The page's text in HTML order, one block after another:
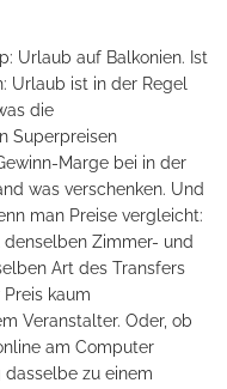
Urlaub auf Balkonien. Ist
Urlaub ist in der Regel
die
Superpreisen
Marge bei in der
was verschenken. Und
man Preise vergleicht:
Zimmer- und
Art des Transfers
kaum
Veranstalter. Oder, ob
am Computer
zu einem